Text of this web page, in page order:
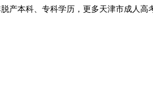
产本科、专科学历，更多天津市成人